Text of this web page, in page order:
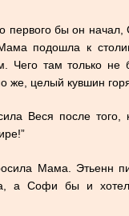
первого бы он
подошла к
Чего там только
целый кувшин
Веся после того,
Мама. Этьенн
а Софи бы и